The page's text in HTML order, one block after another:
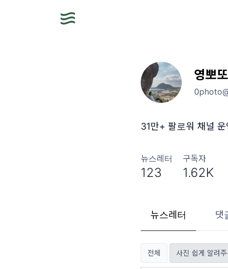
영뽀
31만+ 팔로워 채널
뉴스레터
123
구독자
1.62K
뉴스레터 댓
전체 사진 쉽게 알려